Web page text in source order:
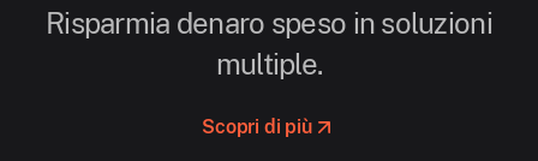
Risparmia denaro speso in soluzioni
multiple.
Scopri di più